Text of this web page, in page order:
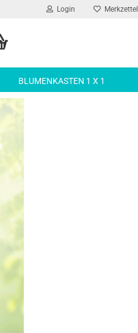
Login Merkzettel
BLUMENKASTEN 1 X 1